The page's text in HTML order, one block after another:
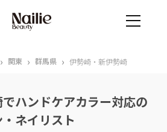
› 関東 › 群馬県 › 伊勢崎・新伊勢崎
ハンドケアカラー対応の
ネイリスト